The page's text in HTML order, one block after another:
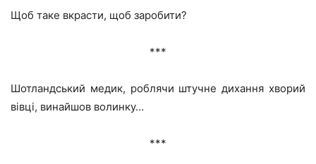
Щоб таке вкрасти, щоб заробити?
***
Шотландський медик, роблячи штучне дихання хворий
вівці, винайшов волинку…
***